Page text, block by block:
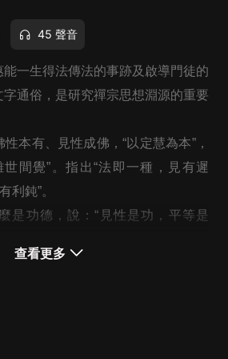
45 聲音
能一生得法傳法的事跡及啟導門徒的
通俗，是研究禪宗思想淵源的重要
性本有、見性成佛，“以定慧為本”，
間覺”。指出“法即一種，見有遲
利鈍”。
是功德，說：“見性是功，平等是
查看更多